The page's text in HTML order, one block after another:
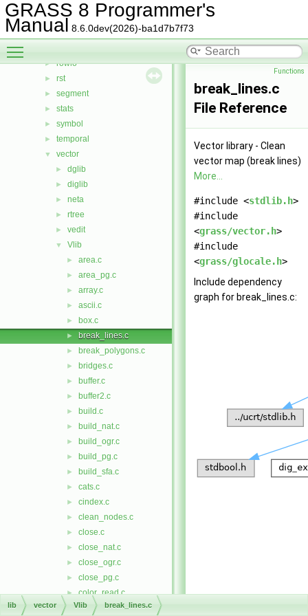
GRASS 8 Programmer's
Manual 8.6.0dev(2026)-ba1d7b7f73
► proj
► psdriver
► raster
► rowio
► rst
► segment
► stats
► symbol
► temporal
▼ vector
► dglib
► diglib
► neta
► rtree
► vedit
▼ Vlib
► area.c
► area_pg.c
► array.c
► ascii.c
► box.c
► break_lines.c
► break_polygons.c
► bridges.c
► buffer.c
► buffer2.c
► build.c
► build_nat.c
► build_ogr.c
► build_pg.c
► build_sfa.c
► cats.c
► cindex.c
► clean_nodes.c
► close.c
► close_nat.c
► close_ogr.c
► close_pg.c
► color_read.c
► color_remove.c
Functions
break_lines.c
File Reference
Vector library - Clean
vector map (break lines)
More...
#include <stdlib.h>
#include
<grass/vector.h>
#include
<grass/glocale.h>
Include dependency
graph for break_lines.c:
lib vector Vlib break_lines.c